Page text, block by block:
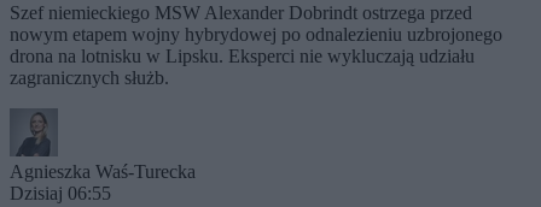
Szef niemieckiego MSW Alexander Dobrindt ostrzega przed
nowym etapem wojny hybrydowej po odnalezieniu uzbrojonego
drona na lotnisku w Lipsku. Eksperci nie wykluczają udziału
zagranicznych służb.
Agnieszka Waś-Turecka
Dzisiaj 06:55